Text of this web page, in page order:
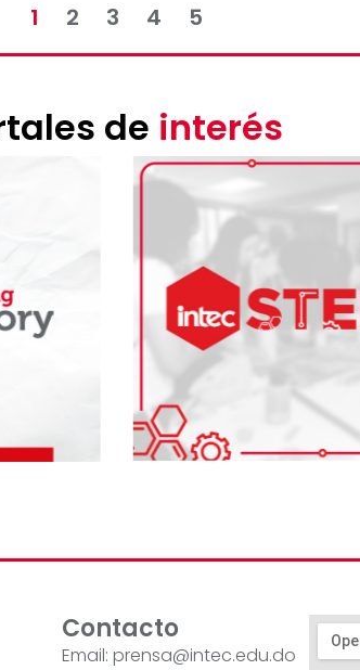
1 2 3 4 5
de interés
Contacto
Email: prensa@intec.edu.do